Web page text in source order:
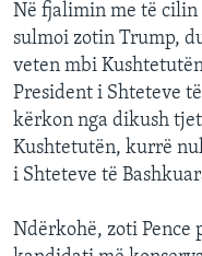
Në fjalimin me të cilin
sulmoi zotin Trump,
veten mbi
President i Shteteve
kërkon nga dikush
Kushtetutën, kurrë
i Shteteve të
Ndërkohë, zoti Pence